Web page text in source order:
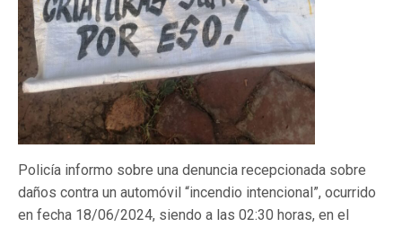
Policía informo sobre una denuncia recepcionada sobre
daños contra un automóvil “incendio intencional”, ocurrido
en fecha 18/06/2024, siendo a las 02:30 horas, en el